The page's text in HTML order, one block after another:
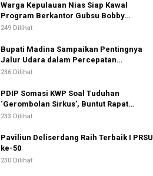
Warga Kepulauan Nias Siap Kawal
Program Berkantor Gubsu Bobby
Nasution
249 Dilihat
Bupati Madina Sampaikan Pentingnya
Jalur Udara dalam Percepatan
Pembangunan
236 Dilihat
PDIP Somasi KWP Soal Tuduhan
‘Gerombolan Sirkus’, Buntut Rapat
Komisi II Dipimpin Sufmi Dasco Ahmad
233 Dilihat
Paviliun Deliserdang Raih Terbaik I PRSU
ke-50
230 Dilihat